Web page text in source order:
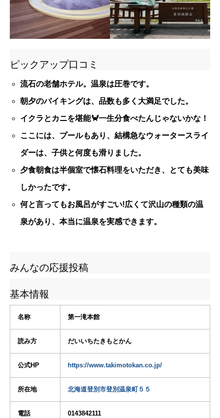
ピックアップ口コミ
流石の老舗ホテル。温泉は圧巻です。
朝夕のバイキングは、品数も多く大満足でした。
イクラとカニを堪能🦀一生分食べたんじゃないかな！
ここには、プールもあり、結構急なウォータースライ
ダーは、子供と何度も滑りました。
夕食朝食は半個室で懐石料理をいただき、とても美味
しかったです。
何と言ってもお風呂がすごい!広くて沢山の種類の温
泉があり、本当に温泉を実感できます。
みんなの応援投稿
基本情報
名称 第一滝本館
読み方 だいいちたきもとかん
公式HP https://www.takimotokan.co.jp/
所在地 北海道登別市登別温泉町５５
電話 0143842111